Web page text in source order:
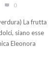
0
La frutta
siano esse
Eleonora